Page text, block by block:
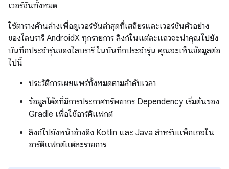
เวอร์ชันทั้งหมด
ใช้ตารางด้านล่างเพื่อดูเวอร์ชันล่าสุดที่เสถียรและเวอร์ชันตัวอย่าง
ของไลบรารี AndroidX ทุกรายการ ลิงก์ในแต่ละแถวจะนำคุณไปยัง
บันทึกประจำรุ่นของไลบรารี ในบันทึกประจำรุ่น คุณจะเห็นข้อมูลต่อ
ไปนี้
ประวัติการเผยแพร่ทั้งหมดตามลำดับเวลา
ข้อมูลโค้ดที่มีการประกาศทรัพยากร Dependency เริ่มต้นของ
Gradle เพื่อใช้อาร์ติแฟกต์
ลิงก์ไปยังหน้าอ้างอิง Kotlin และ Java สำหรับแพ็กเกจใน
อาร์ติแฟกต์แต่ละรายการ